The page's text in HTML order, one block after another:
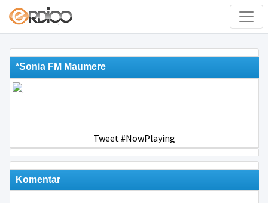
*Sonia FM Maumere
Tweet #NowPlaying
Komentar